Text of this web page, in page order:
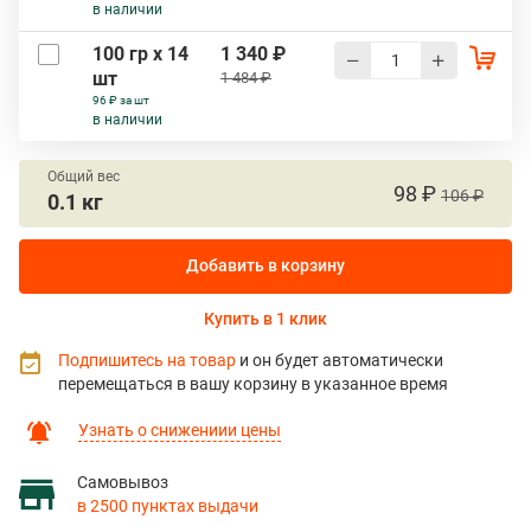
в наличии
100 гр х 14
шт
96 ₽ за шт
в наличии
1 340 ₽
1 484 ₽
Узнать о снижениии цены
Самовывоз
в 2500 пунктах выдачи
Общий вес
0.1 кг 98 ₽ 106 ₽
Добавить в корзину
Купить в 1 клик
Подпишитесь на товар и он будет автоматически
перемещаться в вашу корзину в указанное время